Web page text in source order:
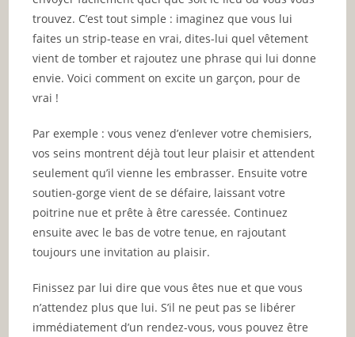
trouvez. C’est tout simple : imaginez que vous lui
faites un strip-tease en vrai, dites-lui quel vêtement
vient de tomber et rajoutez une phrase qui lui donne
envie. Voici comment on excite un garçon, pour de
vrai !
Par exemple : vous venez d’enlever votre chemisiers,
vos seins montrent déjà tout leur plaisir et attendent
seulement qu’il vienne les embrasser. Ensuite votre
soutien-gorge vient de se défaire, laissant votre
poitrine nue et prête à être caressée. Continuez
ensuite avec le bas de votre tenue, en rajoutant
toujours une invitation au plaisir.
Finissez par lui dire que vous êtes nue et que vous
n’attendez plus que lui. S’il ne peut pas se libérer
immédiatement d’un rendez-vous, vous pouvez être